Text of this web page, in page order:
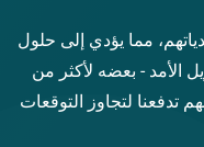
مما يؤدي إلى حلول
الأمد - بعضه لأكثر من
لتجاوز التوقعات